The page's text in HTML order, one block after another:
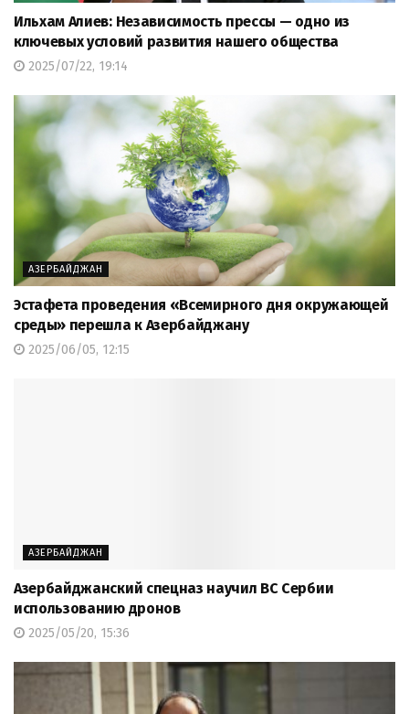
Ильхам Алиев: Независимость прессы — одно из
ключевых условий развития нашего общества
2025/07/22, 19:14
АЗЕРБАЙДЖАН
Эстафета проведения «Всемирного дня окружающей
среды» перешла к Азербайджану
2025/06/05, 12:15
АЗЕРБАЙДЖАН
Азербайджанский спецназ научил ВС Сербии
использованию дронов
2025/05/20, 15:36